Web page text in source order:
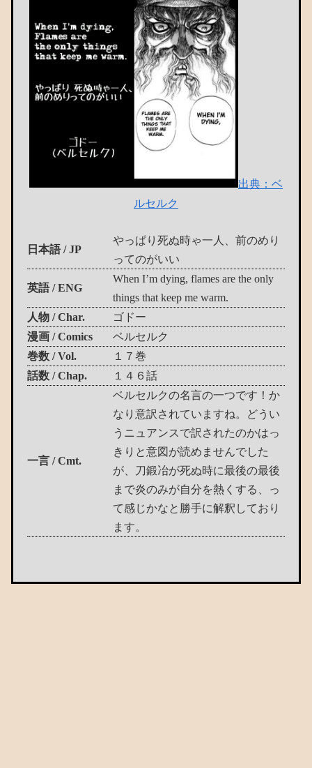
出典：ベ
ルセルク
日本語 / JP
やっぱり死ぬ時ゃ一人、前のめり
ってのがいい
英語 / ENG
When I’m dying, flames are the only
things that keep me warm.
人物 / Char.
ゴドー
漫画 / Comics
ベルセルク
巻数 / Vol.
１７巻
話数 / Chap.
１４６話
一言 / Cmt.
ベルセルクの名言の一つです！か
なり意訳されていますね。どうい
うニュアンスで訳されたのかはっ
きりと意図が読めませんでした
が、刀鍛冶が死ぬ時に最後の最後
まで炎のみが自分を熱くする、っ
て感じかなと勝手に解釈しており
ます。